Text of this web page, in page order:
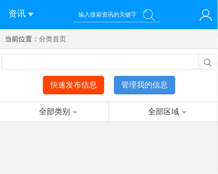
资讯
您好！欢迎来到济南西站棒极网-济南西部新城社区新媒体综
合资讯门户网站
登录 注册 微信快速登录
当前位置： 分类首页
快速发布信息 管理我的信息
全部类别 全部区域